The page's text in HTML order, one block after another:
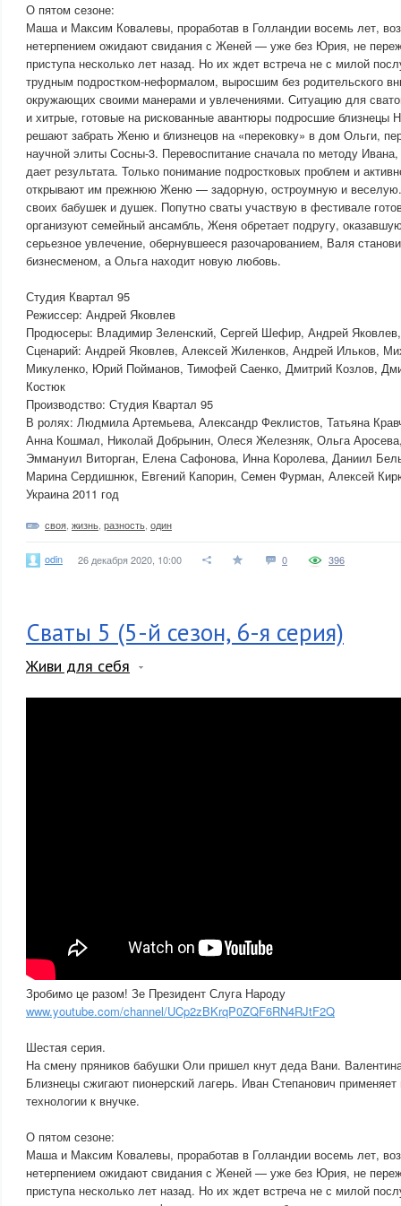
О пятом сезоне:
Маша и Максим Ковалевы, проработав в Голландии восемь лет,
нетерпением ожидают свидания с Женей — уже без Юрия, не
приступа несколько лет назад. Но их ждет встреча не с милой
трудным подростком-неформалом, выросшим без родительского
окружающих своими манерами и увлечениями. Ситуацию для
и хитрые, готовые на рискованные авантюры подросшие близнецы
решают забрать Женю и близнецов на «перековку» в дом Ольги,
научной элиты Сосны-3. Перевоспитание сначала по методу
дает результата. Только понимание подростковых проблем и
открывают им прежнюю Женю — задорную, остроумную и
своих бабушек и душек. Попутно сваты участвую в фестивале
организуют семейный ансамбль, Женя обретает подругу,
серьезное увлечение, обернувшееся разочарованием, Валя
бизнесменом, а Ольга находит новую любовь.
Студия Квартал 95
Режиссер: Андрей Яковлев
Продюсеры: Владимир Зеленский, Сергей Шефир, Андрей
Сценарий: Андрей Яковлев, Алексей Жиленков, Андрей Ильков,
Микуленко, Юрий Пойманов, Тимофей Саенко, Дмитрий Козлов,
Костюк
Производство: Студия Квартал 95
В ролях: Людмила Артемьева, Александр Феклистов, Татьяна
Анна Кошмал, Николай Добрынин, Олеся Железняк, Ольга
Эммануил Виторган, Елена Сафонова, Инна Королева, Даниил
Марина Сердишнюк, Евгений Капорин, Семен Фурман, Алексей
Украина 2011 год
своя жизнь разность один
odin 26 декабря 2020, 10:00 0 396
Сваты 5 (5-й сезон, 6-я серия)
Живи для себя
Зробимо це разом! Зе Президент Слуга Народу
www.youtube.com/channel/UCp2zBKrqP0ZQF6RN4RJtF2Q
Шестая серия.
На смену пряников бабушки Оли пришел кнут деда Вани.
Близнецы сжигают пионерский лагерь. Иван Степанович применяет
технологии к внучке.
О пятом сезоне:
Маша и Максим Ковалевы, проработав в Голландии восемь лет,
нетерпением ожидают свидания с Женей — уже без Юрия, не
приступа несколько лет назад. Но их ждет встреча не с милой